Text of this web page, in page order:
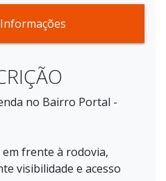
no Bairro Portal -
frente à rodovia,
visibilidade e acesso